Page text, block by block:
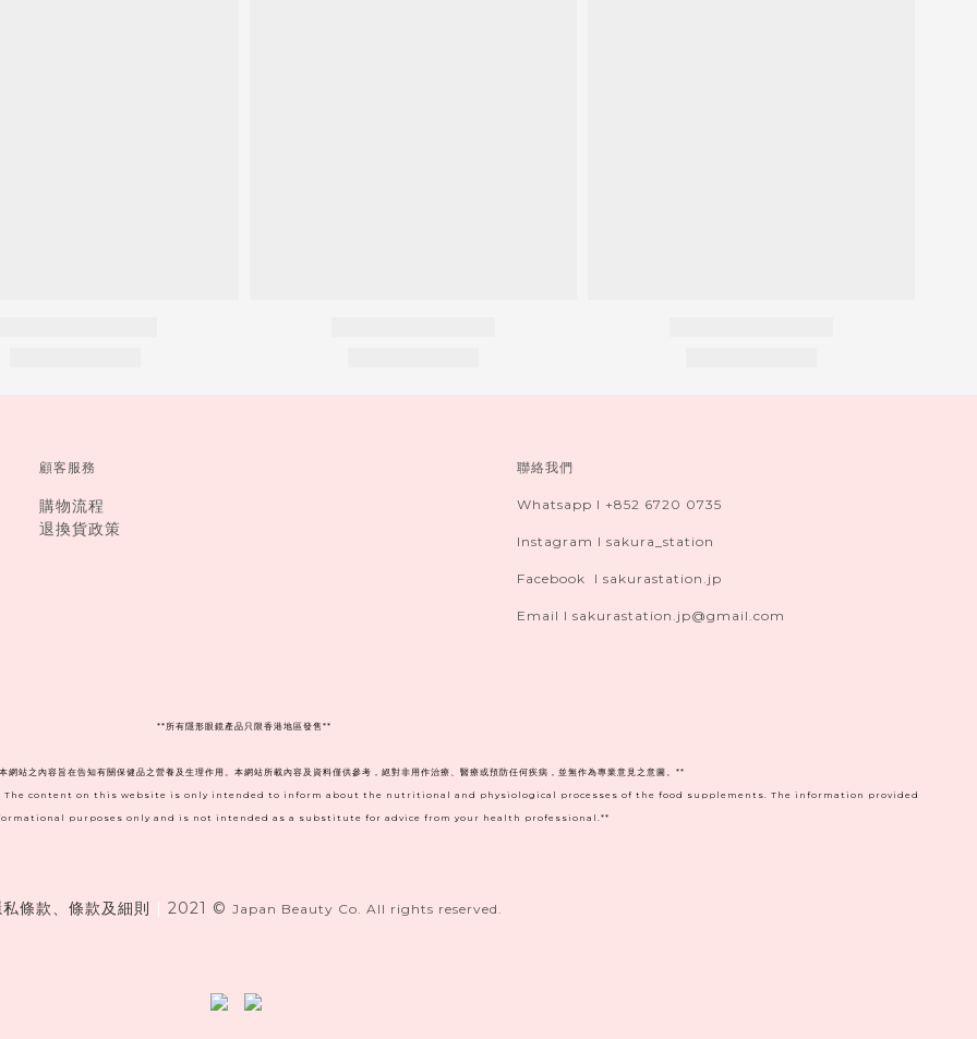
顧客服務
購物流程
退換貨政策
聯絡我們
Whatsapp I +852 6720 0735
Instagram I sakura_station
Facebook I sakurastation.jp
Email I sakurastation.jp@gmail.com
** 所有隱形眼鏡產品只限香港地區發售**
網站之內容旨在告知有關保健品之營養及生理作用。本網站所載內容及資料僅供參考，絕對非用作治療、醫療或預防任何疾病，並無作為專業意見之意圖。**
content on this website is only intended to inform about the nutritional and physiological processes of the food supplements. The information provided
purposes only and is not intended as a substitute for advice from your health professional.**
條款、條款及細則 2021 © Japan Beauty Co. All rights reserved.